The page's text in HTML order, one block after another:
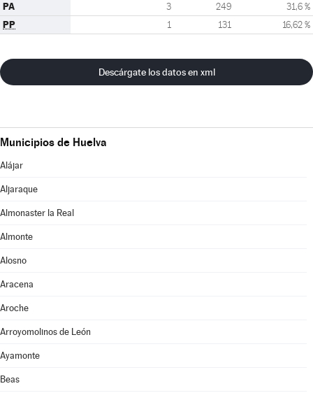
PA 3 249 31,6 %
PP 1 131 16,62 %
Descárgate los datos en xml
Municipios de Huelva
Alájar
Aljaraque
Almonaster la Real
Almonte
Alosno
Aracena
Aroche
Arroyomolinos de León
Ayamonte
Beas